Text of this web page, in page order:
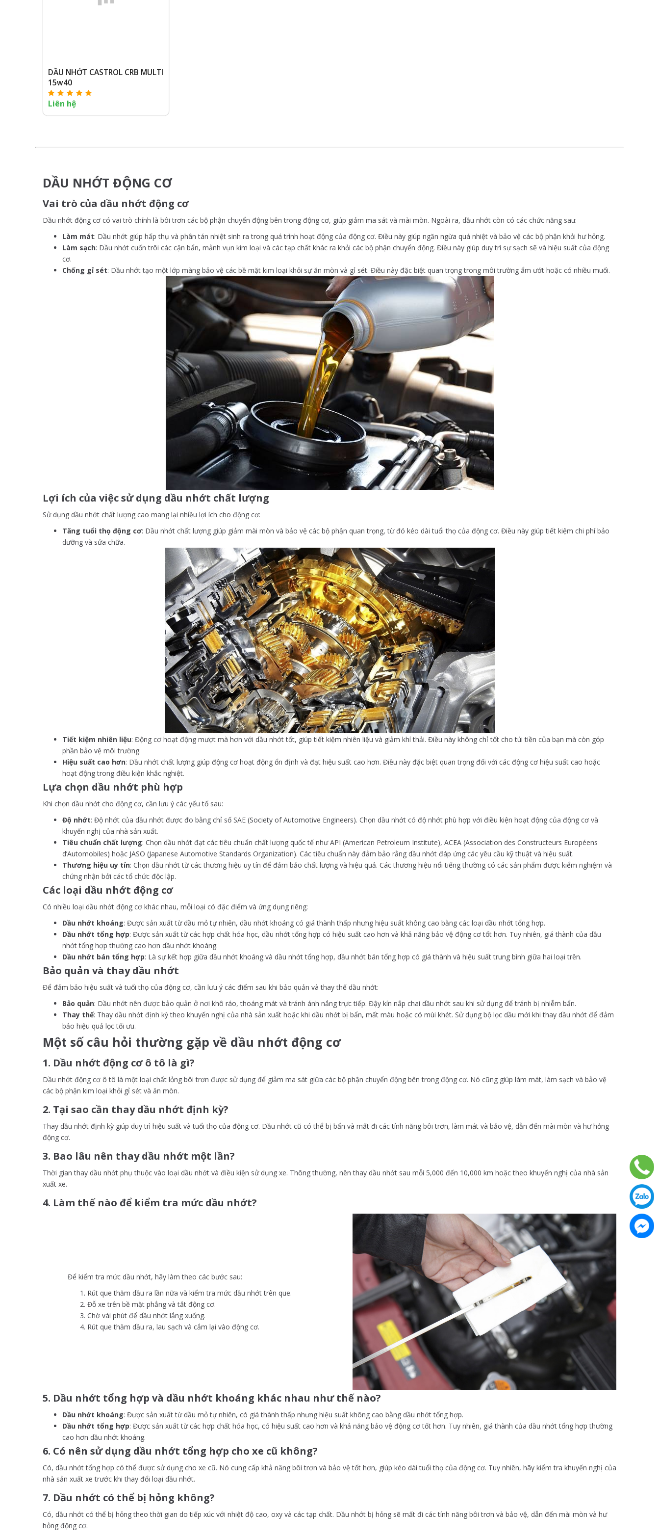
DẦU NHỚT CASTROL CRB MULTI
15w40
Liên hệ
DẦU NHỚT ĐỘNG CƠ
Vai trò của dầu nhớt động cơ
Dầu nhớt động cơ có vai trò chính là bôi trơn các bộ phận chuyển động bên trong động cơ, giúp giảm ma sát và mài mòn. Ngoài ra, dầu nhớt còn có các chức năng sau:
Làm mát: Dầu nhớt giúp hấp thụ và phân tán nhiệt sinh ra trong quá trình hoạt động của động cơ. Điều này giúp ngăn ngừa quá nhiệt và bảo vệ các bộ phận khỏi hư hỏng.
Làm sạch: Dầu nhớt cuốn trôi các cặn bẩn, mảnh vụn kim loại và các tạp chất khác ra khỏi các bộ phận chuyển động. Điều này giúp duy trì sự sạch sẽ và hiệu suất của động
cơ.
Chống gỉ sét: Dầu nhớt tạo một lớp màng bảo vệ các bề mặt kim loại khỏi sự ăn mòn và gỉ sét. Điều này đặc biệt quan trọng trong môi trường ẩm ướt hoặc có nhiều muối.
Lợi ích của việc sử dụng dầu nhớt chất lượng
Sử dụng dầu nhớt chất lượng cao mang lại nhiều lợi ích cho động cơ:
Tăng tuổi thọ động cơ: Dầu nhớt chất lượng giúp giảm mài mòn và bảo vệ các bộ phận quan trọng, từ đó kéo dài tuổi thọ của động cơ. Điều này giúp tiết kiệm chi phí bảo
dưỡng và sửa chữa.
Tiết kiệm nhiên liệu: Động cơ hoạt động mượt mà hơn với dầu nhớt tốt, giúp tiết kiệm nhiên liệu và giảm khí thải. Điều này không chỉ tốt cho túi tiền của bạn mà còn góp
phần bảo vệ môi trường.
Hiệu suất cao hơn: Dầu nhớt chất lượng giúp động cơ hoạt động ổn định và đạt hiệu suất cao hơn. Điều này đặc biệt quan trọng đối với các động cơ hiệu suất cao hoặc
hoạt động trong điều kiện khắc nghiệt.
Lựa chọn dầu nhớt phù hợp
Khi chọn dầu nhớt cho động cơ, cần lưu ý các yếu tố sau:
Độ nhớt: Độ nhớt của dầu nhớt được đo bằng chỉ số SAE (Society of Automotive Engineers). Chọn dầu nhớt có độ nhớt phù hợp với điều kiện hoạt động của động cơ và
khuyến nghị của nhà sản xuất.
Tiêu chuẩn chất lượng: Chọn dầu nhớt đạt các tiêu chuẩn chất lượng quốc tế như API (American Petroleum Institute), ACEA (Association des Constructeurs Européens
d’Automobiles) hoặc JASO (Japanese Automotive Standards Organization). Các tiêu chuẩn này đảm bảo rằng dầu nhớt đáp ứng các yêu cầu kỹ thuật và hiệu suất.
Thương hiệu uy tín: Chọn dầu nhớt từ các thương hiệu uy tín để đảm bảo chất lượng và hiệu quả. Các thương hiệu nổi tiếng thường có các sản phẩm được kiểm nghiệm và
chứng nhận bởi các tổ chức độc lập.
Các loại dầu nhớt động cơ
Có nhiều loại dầu nhớt động cơ khác nhau, mỗi loại có đặc điểm và ứng dụng riêng:
Dầu nhớt khoáng: Được sản xuất từ dầu mỏ tự nhiên, dầu nhớt khoáng có giá thành thấp nhưng hiệu suất không cao bằng các loại dầu nhớt tổng hợp.
Dầu nhớt tổng hợp: Được sản xuất từ các hợp chất hóa học, dầu nhớt tổng hợp có hiệu suất cao hơn và khả năng bảo vệ động cơ tốt hơn. Tuy nhiên, giá thành của dầu
nhớt tổng hợp thường cao hơn dầu nhớt khoáng.
Dầu nhớt bán tổng hợp: Là sự kết hợp giữa dầu nhớt khoáng và dầu nhớt tổng hợp, dầu nhớt bán tổng hợp có giá thành và hiệu suất trung bình giữa hai loại trên.
Bảo quản và thay dầu nhớt
Để đảm bảo hiệu suất và tuổi thọ của động cơ, cần lưu ý các điểm sau khi bảo quản và thay thế dầu nhớt:
Bảo quản: Dầu nhớt nên được bảo quản ở nơi khô ráo, thoáng mát và tránh ánh nắng trực tiếp. Đậy kín nắp chai dầu nhớt sau khi sử dụng để tránh bị nhiễm bẩn.
Thay thế: Thay dầu nhớt định kỳ theo khuyến nghị của nhà sản xuất hoặc khi dầu nhớt bị bẩn, mất màu hoặc có mùi khét. Sử dụng bộ lọc dầu mới khi thay dầu nhớt để đảm
bảo hiệu quả lọc tối ưu.
Một số câu hỏi thường gặp về dầu nhớt động cơ
1. Dầu nhớt động cơ ô tô là gì?
Dầu nhớt động cơ ô tô là một loại chất lỏng bôi trơn được sử dụng để giảm ma sát giữa các bộ phận chuyển động bên trong động cơ. Nó cũng giúp làm mát, làm sạch và bảo vệ
các bộ phận kim loại khỏi gỉ sét và ăn mòn.
2. Tại sao cần thay dầu nhớt định kỳ?
Thay dầu nhớt định kỳ giúp duy trì hiệu suất và tuổi thọ của động cơ. Dầu nhớt cũ có thể bị bẩn và mất đi các tính năng bôi trơn, làm mát và bảo vệ, dẫn đến mài mòn và hư hỏng
động cơ.
3. Bao lâu nên thay dầu nhớt một lần?
Thời gian thay dầu nhớt phụ thuộc vào loại dầu nhớt và điều kiện sử dụng xe. Thông thường, nên thay dầu nhớt sau mỗi 5,000 đến 10,000 km hoặc theo khuyến nghị của nhà sản
xuất xe.
4. Làm thế nào để kiểm tra mức dầu nhớt?
Để kiểm tra mức dầu nhớt, hãy làm theo các bước sau:
Rút que thăm dầu ra lần nữa và kiểm tra mức dầu nhớt trên que.
Đỗ xe trên bề mặt phẳng và tắt động cơ.
Chờ vài phút để dầu nhớt lắng xuống.
Rút que thăm dầu ra, lau sạch và cắm lại vào động cơ.
5. Dầu nhớt tổng hợp và dầu nhớt khoáng khác nhau như thế nào?
Dầu nhớt khoáng: Được sản xuất từ dầu mỏ tự nhiên, có giá thành thấp nhưng hiệu suất không cao bằng dầu nhớt tổng hợp.
Dầu nhớt tổng hợp: Được sản xuất từ các hợp chất hóa học, có hiệu suất cao hơn và khả năng bảo vệ động cơ tốt hơn. Tuy nhiên, giá thành của dầu nhớt tổng hợp thường
cao hơn dầu nhớt khoáng.
6. Có nên sử dụng dầu nhớt tổng hợp cho xe cũ không?
Có, dầu nhớt tổng hợp có thể được sử dụng cho xe cũ. Nó cung cấp khả năng bôi trơn và bảo vệ tốt hơn, giúp kéo dài tuổi thọ của động cơ. Tuy nhiên, hãy kiểm tra khuyến nghị của
nhà sản xuất xe trước khi thay đổi loại dầu nhớt.
7. Dầu nhớt có thể bị hỏng không?
Có, dầu nhớt có thể bị hỏng theo thời gian do tiếp xúc với nhiệt độ cao, oxy và các tạp chất. Dầu nhớt bị hỏng sẽ mất đi các tính năng bôi trơn và bảo vệ, dẫn đến mài mòn và hư
hỏng động cơ.